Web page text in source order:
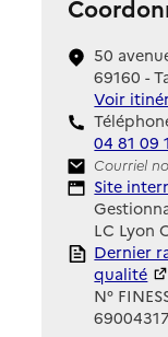
50
69160 -
Voir
04 81 09
Contact
Courriel
Site
Site
LC Lyon
Rapport
Dernier
qualité
N°